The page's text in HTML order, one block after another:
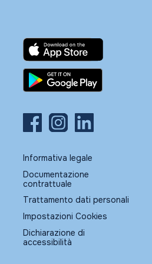
Informativa legale
Documentazione
contrattuale
Trattamento dati personali
Impostazioni Cookies
Dichiarazione di
accessibilità